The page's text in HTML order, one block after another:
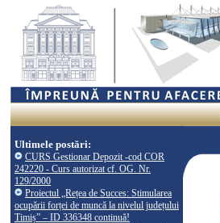
Ultimele postări:
CURS Gestionar Depozit -cod COR
242220 - Curs autorizat cf. OG. Nr.
129/2000
Proiectul „Rețea de Succes: Stimularea
ocupării forței de muncă la nivelul județului
Timiș” – ID 336348 continuă!